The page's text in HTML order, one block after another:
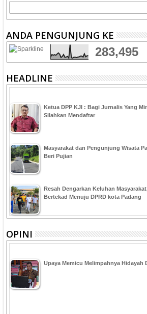
ANDA PENGUNJUNG KE
283,495
HEADLINE
Ketua DPP KJI : Bagi Jurnalis Yang
Silahkan Mendaftar
Masyarakat dan Pengunjung Wisata
Beri Pujian
Resah Dengarkan Keluhan
Bertekad Menuju DPRD kota Padang
OPINI
Upaya Memicu Melimpahnya Hidayah